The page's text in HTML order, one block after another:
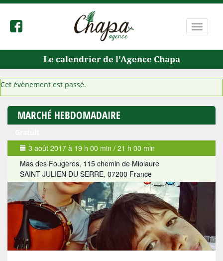
la
Le calendrier de l'Agence Chapa
Cet évènement est passé.
MARCHÉ HEBDOMADAIRE
3 août 2017 à 19 h 00 min / 21 h 00 min
Mas des Fougères, 115 chemin de Miolaure
SAINT JULIEN DU SERRE, 07200 France